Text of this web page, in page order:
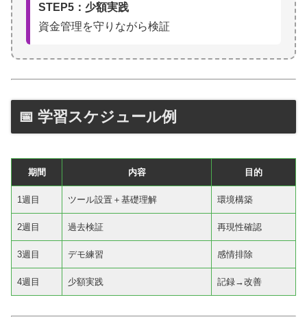
STEP5：少額実践
資金管理を守りながら検証
📅 学習スケジュール例
期間 内容 目的
1週目 ツール設置＋基礎理解 環境構築
2週目 過去検証 再現性確認
3週目 デモ練習 感情排除
4週目 少額実践 記録→改善